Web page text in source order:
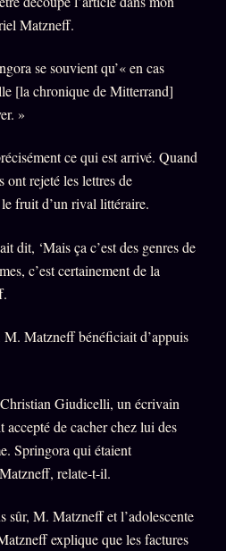
Matzneff.
se souvient qu’« en cas
[la chronique de Mitterrand]
»
ce qui est arrivé. Quand
ont rejeté les lettres de
fruit d’un rival littéraire.
dit, ‘Mais ça c’est des genres de
c’est certainement de la
Matzneff bénéficiait d’appuis
Giudicelli, un écrivain
de cacher chez lui des
Springora qui étaient
relate-t-il.
sûr, M. Matzneff et l’adolescente
explique que les factures